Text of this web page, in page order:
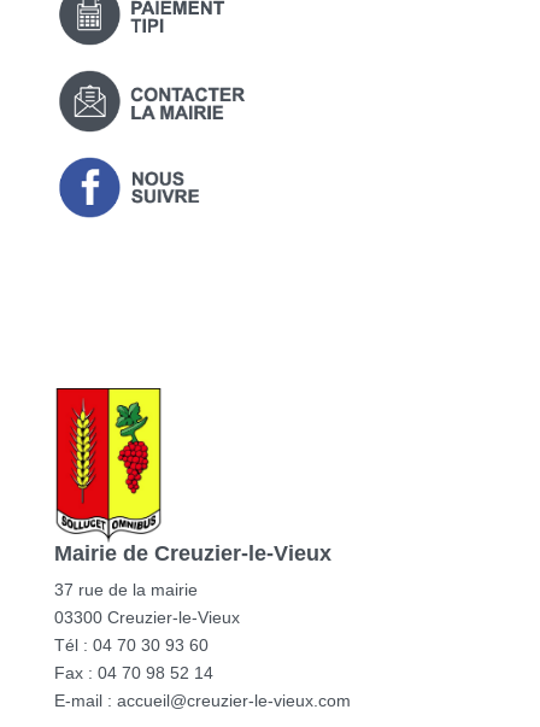
Mairie de Creuzier-le-Vieux
37 rue de la mairie
03300 Creuzier-le-Vieux
Tél : 04 70 30 93 60
Fax : 04 70 98 52 14
E-mail : accueil@creuzier-le-vieux.com